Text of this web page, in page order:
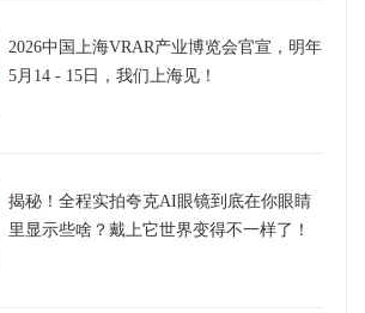
2026中国上海VRAR产业博览会官宣，明年
5月14 - 15日，我们上海见！
揭秘！全程实拍夸克AI眼镜到底在你眼睛
里显示些啥？戴上它世界变得不一样了！